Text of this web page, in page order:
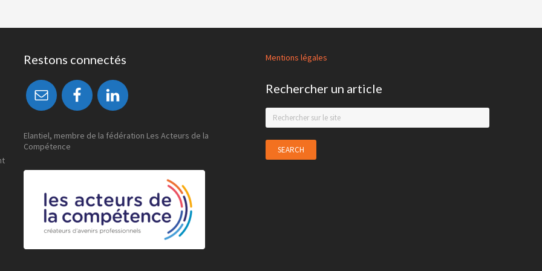
Restons connectés
Elantiel, membre de la fédération Les Acteurs de la
Compétence
Mentions légales
Rechercher un article
Search
this